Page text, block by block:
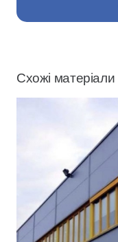
Схожі матеріали